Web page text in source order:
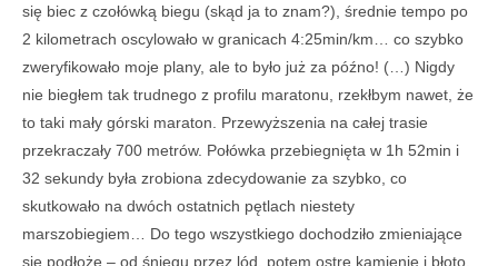
się biec z czołówką biegu (skąd ja to znam?), średnie tempo po
2 kilometrach oscylowało w granicach 4:25min/km… co szybko
zweryfikowało moje plany, ale to było już za późno! (…) Nigdy
nie biegłem tak trudnego z profilu maratonu, rzekłbym nawet, że
to taki mały górski maraton. Przewyższenia na całej trasie
przekraczały 700 metrów. Połówka przebiegnięta w 1h 52min i
32 sekundy była zrobiona zdecydowanie za szybko, co
skutkowało na dwóch ostatnich pętlach niestety
marszobiegiem… Do tego wszystkiego dochodziło zmieniające
się podłoże – od śniegu przez lód, potem ostre kamienie i błoto.